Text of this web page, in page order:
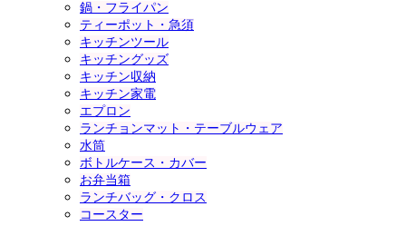
鍋・フライパン
ティーポット・急須
キッチンツール
キッチングッズ
キッチン収納
キッチン家電
エプロン
ランチョンマット・テーブルウェア
水筒
ボトルケース・カバー
お弁当箱
ランチバッグ・クロス
コースター